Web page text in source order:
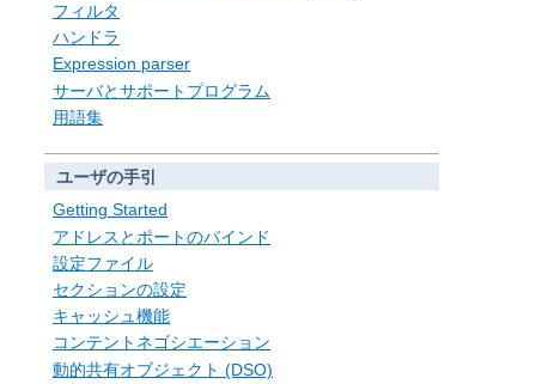
フィルタ
ハンドラ
Expression parser
サーバとサポートプログラム
用語集
ユーザの手引
Getting Started
アドレスとポートのバインド
設定ファイル
セクションの設定
キャッシュ機能
コンテントネゴシエーション
動的共有オブジェクト (DSO)